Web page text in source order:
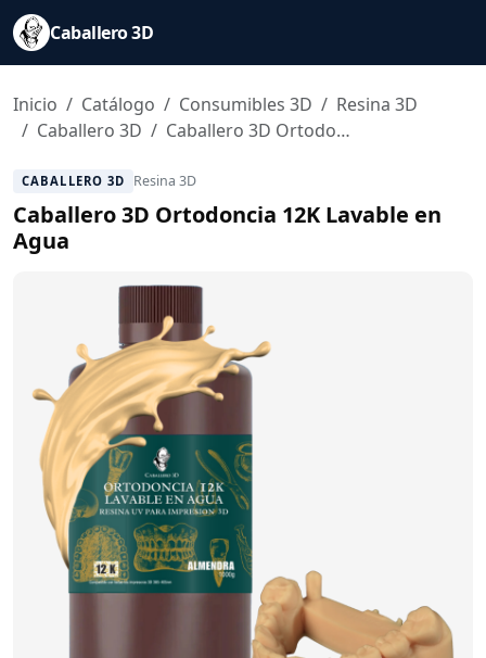
Caballero 3D
Inicio Catálogo Consumibles 3D
Resina 3D
Caballero 3D
Caballero 3D Ortodoncia 12K Lavable en Agua
CABALLERO 3D Resina 3D
Caballero 3D Ortodoncia 12K Lavable en
Agua